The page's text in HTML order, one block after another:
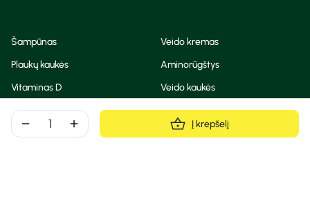
remove add Į krepšelį
Šampūnas
Veido kremas
Plaukų kaukės
Aminorūgštys
Vitaminas D
Veido kaukės
Korėjietiška kosmetika
Eteriniai aliejai
Dezodorantas
BB ir CC kremas